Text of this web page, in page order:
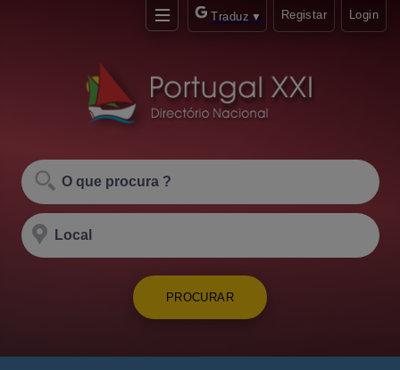
Traduz ▼ Registar Login
PROCURAR